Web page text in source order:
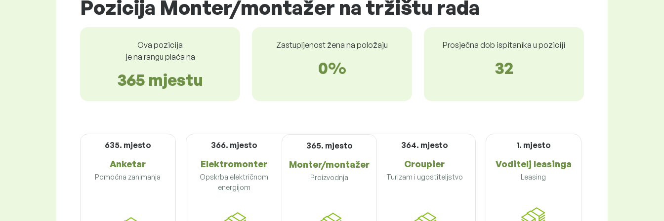
Pozicija Monter/montažer na tržištu rada
Ova pozicija
je na rangu plaća na
365 mjestu
Zastupljenost žena na položaju
0%
Prosječna dob ispitanika u poziciji
32
635. mjesto
Anketar
Pomoćna zanimanja
366. mjesto
Elektromonter
Opskrba električnom
energijom
365. mjesto
Monter/montažer
Proizvodnja
364. mjesto
Croupier
Turizam i ugostiteljstvo
1. mjesto
Voditelj leasinga
Leasing